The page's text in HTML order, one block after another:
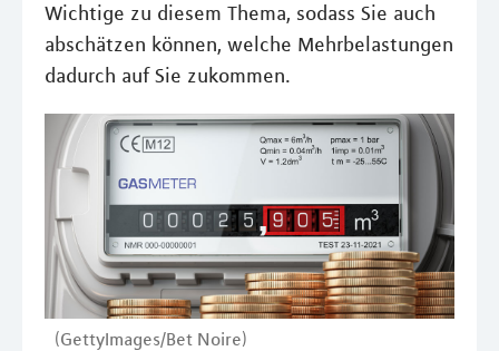
Wichtige zu diesem Thema, sodass Sie auch
abschätzen können, welche Mehrbelastungen
dadurch auf Sie zukommen.
(GettyImages/Bet Noire)